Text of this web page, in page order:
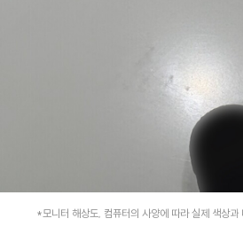
*모니터 해상도, 컴퓨터의 사양에 따라 실제 색상과